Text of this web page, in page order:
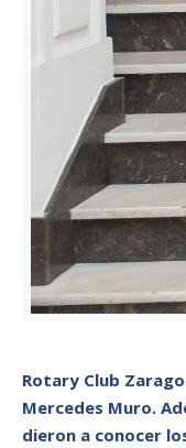
Rotary Club
Mercedes Muro.
dieron a conocer